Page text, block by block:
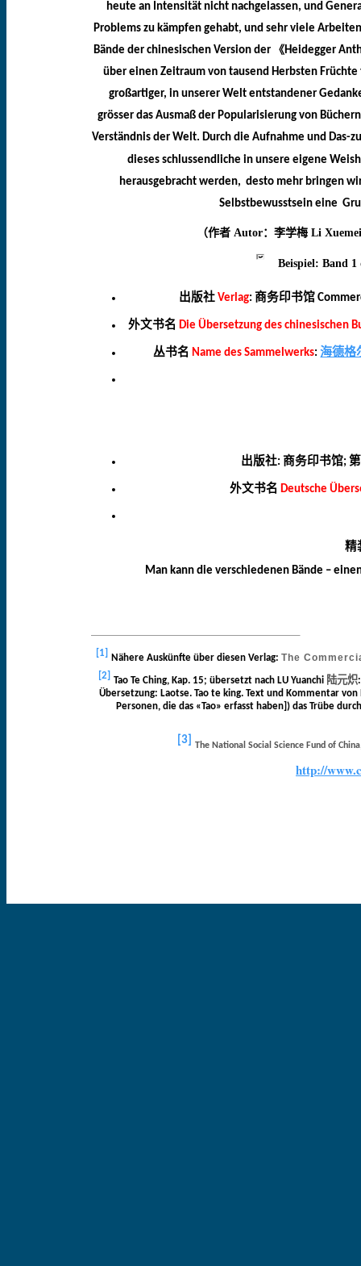
heute an Intensität nicht nachgelassen, und
Problems zu kämpfen gehabt, und sehr viele
Bände der chinesischen Version der
《Heidegger
über einen Zeitraum von tausend Herbsten
großartiger, in unserer Welt entstandener
grösser das Ausmaß der Popularisierung von
Verständnis der Welt. Durch die Aufnahme und Das-
dieses schlussendliche in unsere eigene
herausgebracht werden, desto mehr bringen
Selbstbewusstsein eine
（作者 Autor：李学梅 Li Xuemei
Beispiel: Band 1
出版社 Verlag: 商务印书馆
外文书名 Die Übersetzung des chinesischen
丛书名 Name des Sammelwerks: 海德格
出版社: 商务印书馆; 第
外文书名 Deutsche
精
Man kann die verschiedenen Bände –
[1] Nähere Auskünfte über diesen Verlag:The
[2] Tao Te Ching, Kap. 15; übersetzt nach LUYuanchi 陆元炽
Übersetzung: Laotse. Taote king. Text und Kommentar
Personen, die das «Tao» erfasst haben]) das Trübe
[3] The National Social Science Fund of
http://